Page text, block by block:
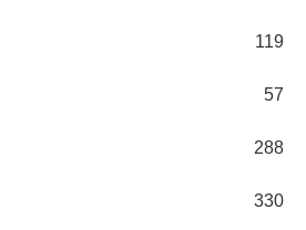
119
57
288
330